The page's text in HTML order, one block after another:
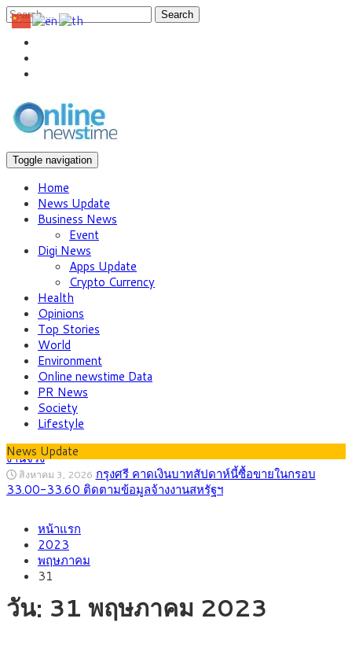
Search
Toggle navigation
Home
News Update
Business News
Event
Digi News
Apps Update
Crypto Currency
Health
Opinions
Top Stories
World
Environment
Online newstime Data
PR News
Society
Lifestyle
News Update
สิงหาคม 3, 2026
กรุงศรี คาดเงินบาทสัปดาห์นี้ซื้อขายในกรอบ
33.00-33.60 ติดตามข้อมูลจ้างงานสหรัฐฯ
เดินหน้า 5 ยุทธศาสตร์ รื้อโครงสร้างเศรษฐกิจ ดันไทยโตเต็ม
ศักยภาพ
กรกฎาคม 27, 2026
ติดลายการ์ตูน กรมศุลกากร เตือนผู้ปกครองเฝ้าระวัง หลังยึดล็อต
ใหญ่จากเยอรมนี
กรกฎาคม 27, 2026 กรุงศรี คาดเงินบาทสัปดาห์นี้ (27–31 ก.ค.
2569) ซื้อขายในกรอบ 33.40-34.00 มองเฟดคงดอกเบี้ย
หน้าแรก
2023
พฤษภาคม
31
วัน: 31 พฤษภาคม 2023